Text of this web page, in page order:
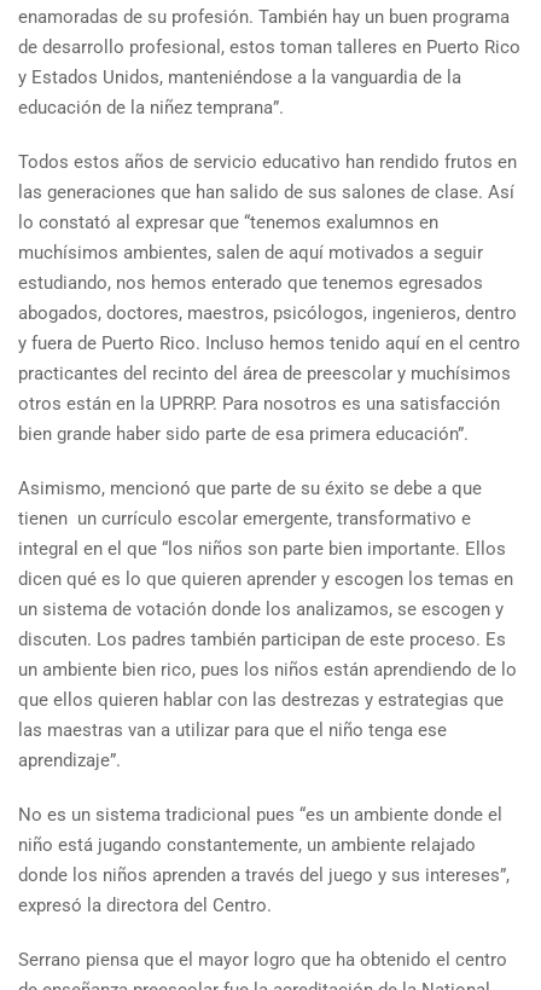
enamoradas de su profesión. También hay un buen programa
de desarrollo profesional, estos toman talleres en Puerto Rico
y Estados Unidos, manteniéndose a la vanguardia de la
educación de la niñez temprana”.
Todos estos años de servicio educativo han rendido frutos en
las generaciones que han salido de sus salones de clase. Así
lo constató al expresar que “tenemos exalumnos en
muchísimos ambientes, salen de aquí motivados a seguir
estudiando, nos hemos enterado que tenemos egresados
abogados, doctores, maestros, psicólogos, ingenieros, dentro
y fuera de Puerto Rico. Incluso hemos tenido aquí en el centro
practicantes del recinto del área de preescolar y muchísimos
otros están en la UPRRP. Para nosotros es una satisfacción
bien grande haber sido parte de esa primera educación”.
Asimismo, mencionó que parte de su éxito se debe a que
tienen un currículo escolar emergente, transformativo e
integral en el que “los niños son parte bien importante. Ellos
dicen qué es lo que quieren aprender y escogen los temas en
un sistema de votación donde los analizamos, se escogen y
discuten. Los padres también participan de este proceso. Es
un ambiente bien rico, pues los niños están aprendiendo de lo
que ellos quieren hablar con las destrezas y estrategias que
las maestras van a utilizar para que el niño tenga ese
aprendizaje”.
No es un sistema tradicional pues “es un ambiente donde el
niño está jugando constantemente, un ambiente relajado
donde los niños aprenden a través del juego y sus intereses”,
expresó la directora del Centro.
Serrano piensa que el mayor logro que ha obtenido el centro